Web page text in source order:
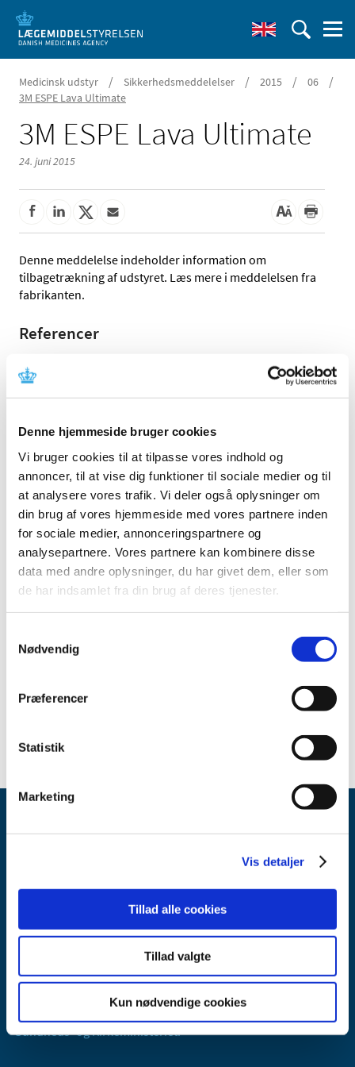
Denne hjemmeside bruger cookies
Vi bruger cookies til at tilpasse vores indhold og
annoncer, til at vise dig funktioner til sociale medier og til
at analysere vores trafik. Vi deler også oplysninger om
din brug af vores hjemmeside med vores partnere inden
for sociale medier, annonceringspartnere og
analysepartnere. Vores partnere kan kombinere disse
data med andre oplysninger, du har givet dem, eller som
de har indsamlet fra din brug af deres tjenester.
Nødvendig
Præferencer
Statistik
Marketing
Vis detaljer
Tillad alle cookies
Tillad valgte
Kun nødvendige cookies
Medicinsk udstyr / Sikkerhedsmeddelelser / 2015 / 06 /
3M ESPE Lava Ultimate
3M ESPE Lava Ultimate
24. juni 2015
Denne meddelelse indeholder information om
tilbagetrækning af udstyret. Læs mere i meddelelsen fra
fabrikanten.
Referencer
06022015-001-C-DK
Lægemiddelstyrelsens sagsnummer: 2015063636
Emner
Medicinsk udstyr
Relateret indhold
(distributør)
Axel Heides Gade 1
Email:dkma@dkma.dk
Lægemiddelstyrelsen er en del af
Sundheds- og Kirkeministeriet.